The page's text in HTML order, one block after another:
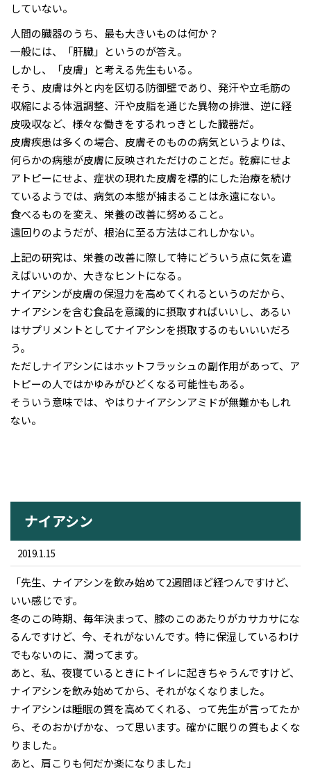
していない。
人間の臓器のうち、最も大きいものは何か？
一般には、「肝臓」というのが答え。
しかし、「皮膚」と考える先生もいる。
そう、皮膚は外と内を区切る防御壁であり、発汗や立毛筋の
収縮による体温調整、汗や皮脂を通じた異物の排泄、逆に経
皮吸収など、様々な働きをするれっきとした臓器だ。
皮膚疾患は多くの場合、皮膚そのものの病気というよりは、
何らかの病態が皮膚に反映されただけのことだ。乾癬にせよ
アトピーにせよ、症状の現れた皮膚を標的にした治療を続け
ているようでは、病気の本態が捕まることは永遠にない。
食べるものを変え、栄養の改善に努めること。
遠回りのようだが、根治に至る方法はこれしかない。
上記の研究は、栄養の改善に際して特にどういう点に気を遣
えばいいのか、大きなヒントになる。
ナイアシンが皮膚の保湿力を高めてくれるというのだから、
ナイアシンを含む食品を意識的に摂取すればいいし、あるい
はサプリメントとしてナイアシンを摂取するのもいいいだろ
う。
ただしナイアシンにはホットフラッシュの副作用があって、ア
トピーの人ではかゆみがひどくなる可能性もある。
そういう意味では、やはりナイアシンアミドが無難かもしれ
ない。
ナイアシン
2019.1.15
「先生、ナイアシンを飲み始めて2週間ほど経つんですけど、
いい感じです。
冬のこの時期、毎年決まって、膝のこのあたりがカサカサにな
るんですけど、今、それがないんです。特に保湿しているわけ
でもないのに、潤ってます。
あと、私、夜寝ているときにトイレに起きちゃうんですけど、
ナイアシンを飲み始めてから、それがなくなりました。
ナイアシンは睡眠の質を高めてくれる、って先生が言ってたか
ら、そのおかげかな、って思います。確かに眠りの質もよくな
りました。
あと、肩こりも何だか楽になりました」